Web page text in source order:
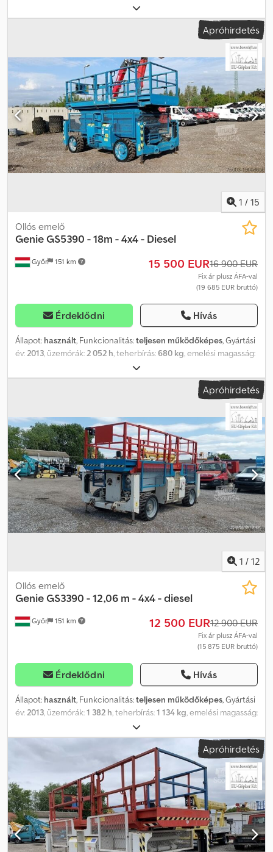
7 906 kg, szállítási hossz:
szállítási szélesség:1 830 mm, szállítási magasság:3 150 mm,
80 százalék,
összkerékhajtás, Genie GS5390 - 18 m - 4x4 - Dízel Gyártási év:
2014 Üzemanyag: Dízel Típus: ollós emelő Kategória: Munkaállvány
Munkamagasság: 18 m Teherbírás: 680 kg Súly: 7.906 kg Üzemóra:
2.326 Szállítási méretek: 3,98 m x 1,83 m x 3,15 m Dkedoxdzxgepfx
Afror Felszereltség: Négykerék-meghajtás (4x4). Leírás: Genie ollós
emelő, típus: GS5390 4x4 (dízel) mozgatható rámpával, 680 kg
teherbírás (személy / anyag) Azonnal munkára fogható állapotban.
A gép jó állapotú. Amennyiben kérdése van a gépről, kérem, írjon
e-mailt. Beszélünk: - angolul - németül - magyarul
Apróhirdetés
1 / 15
Győr 151 km
Ollós emelő
GenieGS5390 - 18m - 4x4 - Diesel
15 500 EUR16 900 EUR
Fix ár plusz ÁFA-val
(19 685 EUR bruttó)
Érdeklődni Hívás
Állapot: használt, Funkcionalitás:teljesen működőképes, Gyártási
év: 2013 , üzemórák: 2 052 h , teherbírás:680 kg , emelési magasság:
dízel
százalék, meghajtás állapota:80 százalék, szín:kék, Felszereltség:
, Genie GS5390 - 18m - 4x4 - Dízel Gyártási év:
2013 Dkodpfx Ajwfdfuefrer Üzemanyag: Dízel Típus: ollós emelő
Kategória: Munkaállvány Munkamagasság: 18 m Emelőképesség:
680 kg Súly: 7908 kg Üzemóra: 2052 Szállítási méretek: 3,98 m x
1,83 m x 3,15 m Főbb jellemzők: Négykerék-meghajtás (4x4) Leírás:
Genie ollós emelő, típus: GS5390 4x4 (dízel), eltolható
munkaasztallal, 680 kg teherbírás (személy / anyag számára).
Azonnal üzemképes állapotban. A gép jó állapotban van. Ha
kérdése van a géppel kapcsolatban, kérem, írjon e-mailt.
Beszélünk: - angolul - németül - magyarul
Apróhirdetés
1 / 12
Győr 151 km
Ollós emelő
GenieGS3390 - 12,06 m - 4x4 - diesel
12 500 EUR12 900 EUR
Fix ár plusz ÁFA-val
(15 875 EUR bruttó)
Érdeklődni Hívás
Állapot: használt, Funkcionalitás:teljesen működőképes, Gyártási
év:2013, üzemórák:1 382 h, teherbírás:1 134 kg, emelési magasság:
6 612 kg, üzemanyagtípus:
gumiabroncs állapota:80 százalék, szín:piros, Felszereltség:
, Genie GS3390 - 12,06 m - 4x4 - dízel Dsdpezb I
Auefx Afrjkr Gyártási év: 2013 Üzemóra: 1382 Üzemanyag: Dízel
Típus: Ollós emelő Kategória: Munkaállvány Munkamagasság: 12,06
m Emelési kapacitás: 1.134 kg Saját tömeg: 6612 kg Jellemzők:
Négykerék-meghajtás (4x4), kihúzható platformmal és
automatikus központi stabilizálással Leírás: Genie ollós emelő,
típus: GS3390 4x4 (dízel), mozgatható platformmal, 1.134 kg emelési
kapacitással (személy / anyag) Azonnal üzemképes állapotban. A
Apróhirdetés